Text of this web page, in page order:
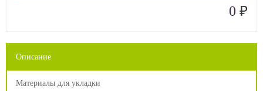
0 ₽
Описание
Материалы для укладки